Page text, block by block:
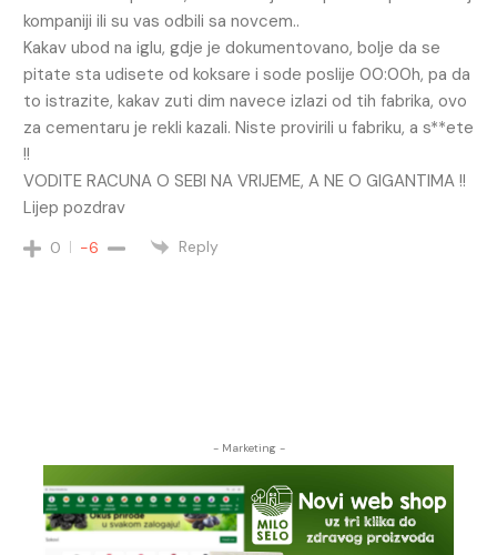
kompaniji ili su vas odbili sa novcem..
Kakav ubod na iglu, gdje je dokumentovano, bolje da se
pitate sta udisete od koksare i sode poslije 00:00h, pa da
to istrazite, kakav zuti dim navece izlazi od tih fabrika, ovo
za cementaru je rekli kazali. Niste provirili u fabriku, a s**ete
!!
VODITE RACUNA O SEBI NA VRIJEME, A NE O GIGANTIMA !!
Lijep pozdrav
0 -6 Reply
- Marketing -